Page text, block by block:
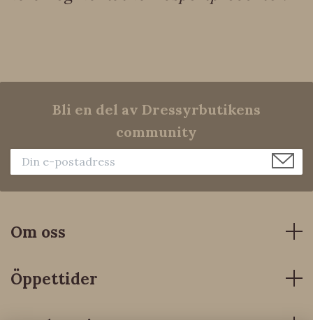
Bli en del av Dressyrbutikens
community
Om oss
Öppettider